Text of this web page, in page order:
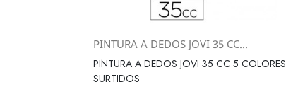
 Vista rápida
PINTURA A DEDOS JOVI 35 CC...
PINTURA A DEDOS JOVI 35 CC 5 COLORES
SURTIDOS